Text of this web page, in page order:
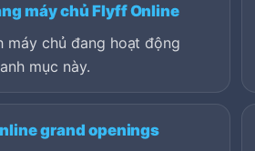
máy chủ Flyff Online
máy chủ đang hoạt động
mục này.
grand openings